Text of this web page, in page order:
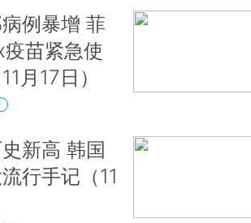
例暴增 菲
苗紧急使
月17日）
新高 韩国
行手记（11